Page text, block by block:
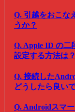
Q. 引越をおこな
うか？
Q. Apple ID の二
設定する方法は？
Q. 接続した
どうしたら良い
Q. Androidスマ